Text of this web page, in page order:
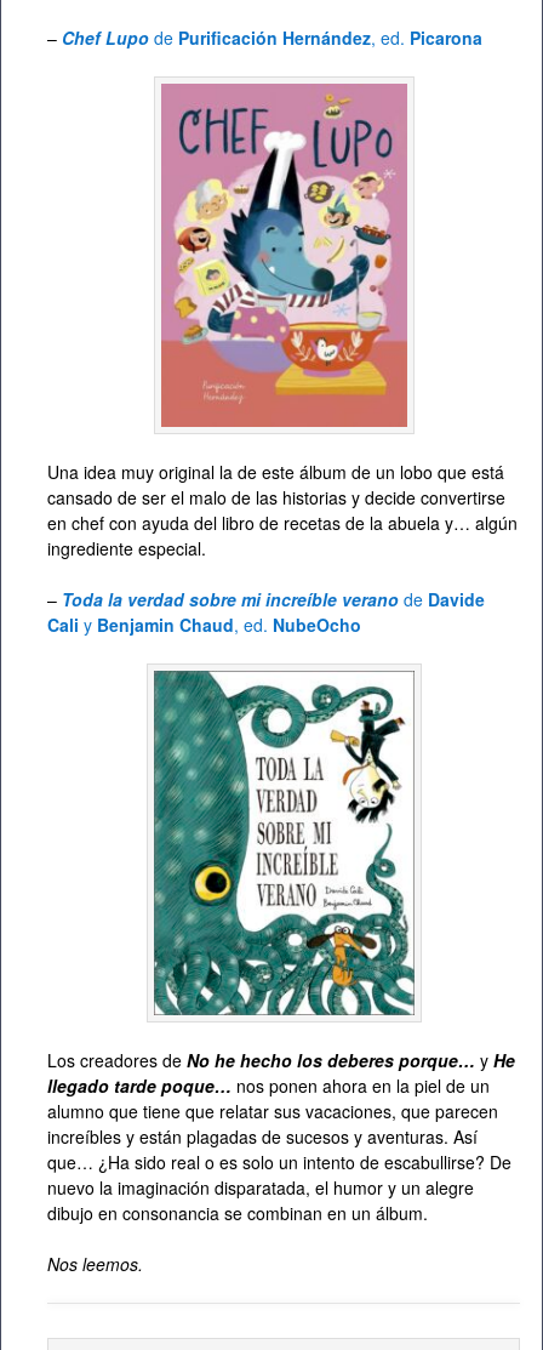
– Chef Lupo de Purificación Hernández, ed. Picarona
Una idea muy original la de este álbum de un lobo que está
cansado de ser el malo de las historias y decide convertirse
en chef con ayuda del libro de recetas de la abuela y… algún
ingrediente especial.
– Toda la verdad sobre mi increíble verano de Davide
Cali y Benjamin Chaud, ed. NubeOcho
Los creadores de No he hecho los deberes porque… y He
llegado tarde poque… nos ponen ahora en la piel de un
alumno que tiene que relatar sus vacaciones, que parecen
increíbles y están plagadas de sucesos y aventuras. Así
que… ¿Ha sido real o es solo un intento de escabullirse? De
nuevo la imaginación disparatada, el humor y un alegre
dibujo en consonancia se combinan en un álbum.
Nos leemos.